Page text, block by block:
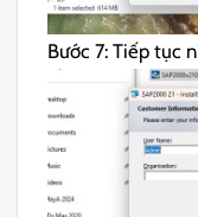
Bước 7: Tiếp tục